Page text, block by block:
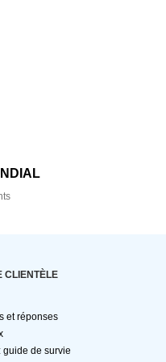
CLIENTÈLE
et réponses
guide de survie